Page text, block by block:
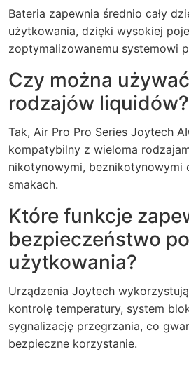
Bateria zapewnia średnio cały
użytkowania, dzięki wysokiej
zoptymalizowanemu systemowi
Czy można
rodzajów liquidów?
Tak, Air Pro Pro Series Joytech
kompatybilny z wieloma
nikotynowymi, beznikotynowymi
smakach.
Które funkcje
bezpieczeństwo
użytkowania?
Urządzenia Joytech
kontrolę temperatury, system
sygnalizację przegrzania, co
bezpieczne korzystanie.